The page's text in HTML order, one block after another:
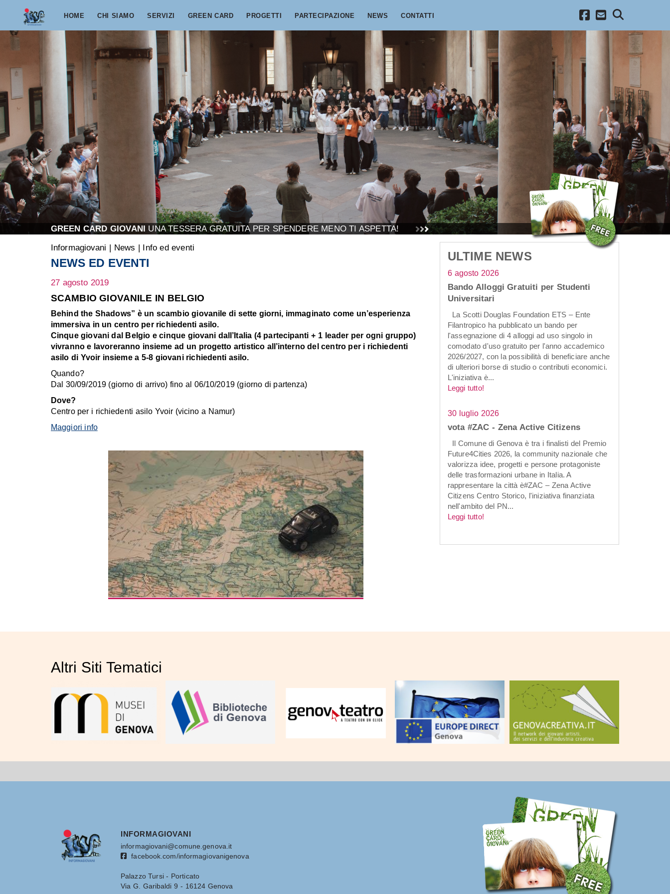
HOME CHI SIAMO SERVIZI GREEN CARD PROGETTI PARTECIPAZIONE NEWS CONTATTI
GREEN CARD GIOVANI UNA TESSERA GRATUITA PER SPENDERE MENO TI ASPETTA!
Informagiovani News Info ed eventi
NEWS ED EVENTI
27 agosto 2019
SCAMBIO GIOVANILE IN BELGIO
Behind the Shadows” è un scambio giovanile di sette giorni, immaginato come un’esperienza
immersiva in un centro per richiedenti asilo.
Cinque giovani dal Belgio e cinque giovani dall’Italia (4 partecipanti + 1 leader per ogni gruppo)
vivranno e lavoreranno insieme ad un progetto artistico all’interno del centro per i richiedenti
asilo di Yvoir insieme a 5-8 giovani richiedenti asilo.
Quando?
Dal 30/09/2019 (giorno di arrivo) fino al 06/10/2019 (giorno di partenza)
Dove?
Centro per i richiedenti asilo Yvoir (vicino a Namur)
Maggiori info
ULTIME NEWS
6 agosto 2026
Bando Alloggi Gratuiti per Studenti
Universitari
La Scotti Douglas Foundation ETS – Ente
Filantropico ha pubblicato un bando per
l'assegnazione di 4 alloggi ad uso singolo in
comodato d'uso gratuito per l'anno accademico
2026/2027, con la possibilità di beneficiare anche
di ulteriori borse di studio o contributi economici.
L'iniziativa è...
Leggi tutto!
30 luglio 2026
vota #ZAC - Zena Active Citizens
Il Comune di Genova è tra i finalisti del Premio
Future4Cities 2026, la community nazionale che
valorizza idee, progetti e persone protagoniste
delle trasformazioni urbane in Italia. A
rappresentare la città è#ZAC – Zena Active
Citizens Centro Storico, l'iniziativa finanziata
nell'ambito del PN...
Leggi tutto!
Altri Siti Tematici
INFORMAGIOVANI
informagiovani@comune.genova.it
facebook.com/informagiovanigenova
Palazzo Tursi - Porticato
Via G. Garibaldi 9 - 16124 Genova